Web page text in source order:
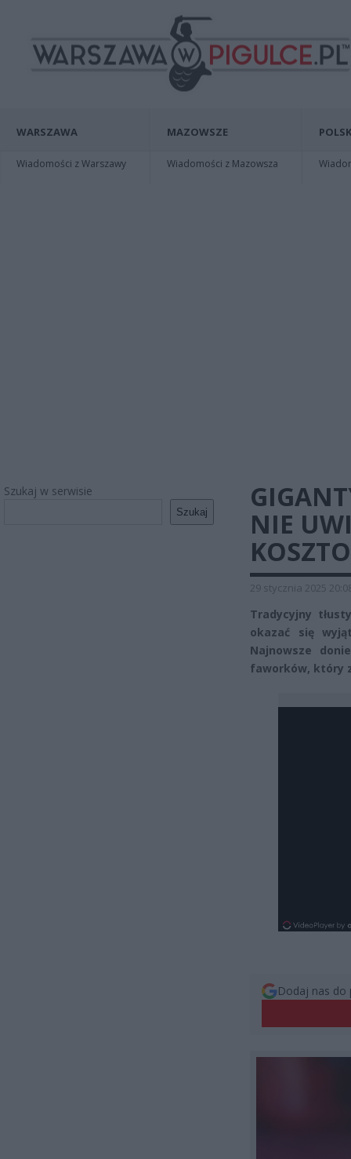
WARSZAWA
Wiadomości z Warszawy
MAZOWSZE
Wiadomości z Mazowsza
Szukaj w serwisie
Szukaj
NIE
29 stycznia 2025
Tradycyjny
okazać się
Najnowsze
faworków, który
Dodaj nas do